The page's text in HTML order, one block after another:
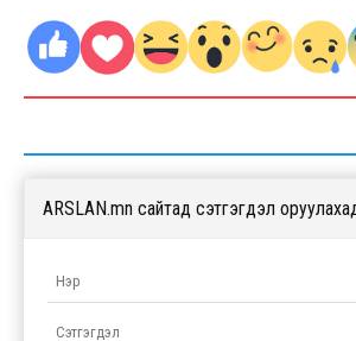
ARSLAN.mn сайтад сэтгэгдэл